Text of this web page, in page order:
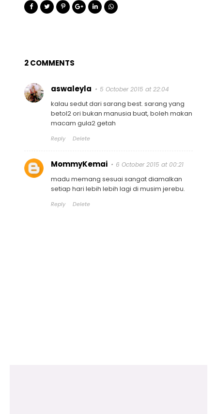
2 COMMENTS
aswaleyla 5 October 2015 at 22:04
kalau sedut dari sarang best. sarang yang
betol2 ori bukan manusia buat, boleh makan
macam gula2 getah
Reply Delete
MommyKemai 6 October 2015 at 00:21
madu memang sesuai sangat diamalkan
setiap hari lebih lebih lagi di musim jerebu.
Reply Delete